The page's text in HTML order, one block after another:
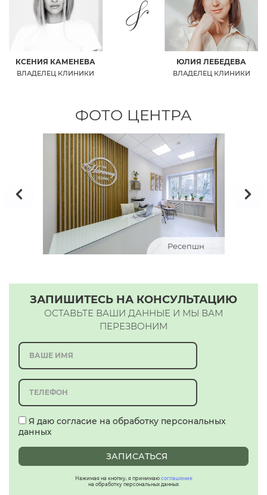
КСЕНИЯ КАМЕНЕВА
ВЛАДЕЛЕЦ КЛИНИКИ
&
ЮЛИЯ ЛЕБЕДЕВА
ВЛАДЕЛЕЦ КЛИНИКИ
ФОТО ЦЕНТРА
Ресепшн
ЗАПИШИТЕСЬ НА КОНСУЛЬТАЦИЮ
ОСТАВЬТЕ ВАШИ ДАННЫЕ И МЫ ВАМ
ПЕРЕЗВОНИМ
Я даю согласие на обработку персональных
данных
ЗАПИСАТЬСЯ
Нажимая на кнопку, я принимаю соглашение
на обработку персональных данных